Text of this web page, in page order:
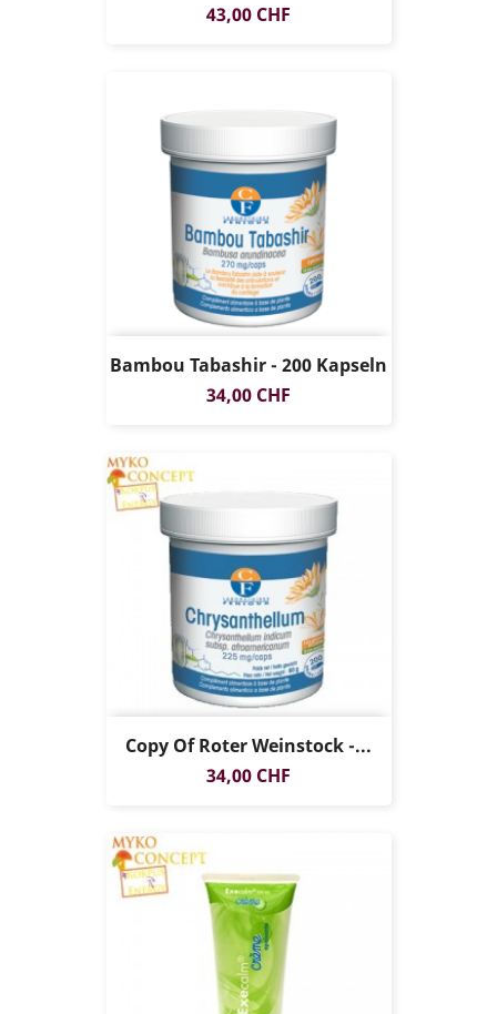
Preis
43,00 CHF
Bambou Tabashir - 200 Kapseln
Preis
34,00 CHF
Copy Of Roter Weinstock -...
Preis
34,00 CHF